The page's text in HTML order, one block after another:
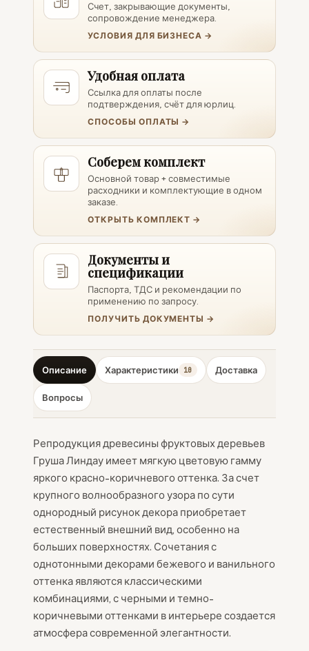
Счет, закрывающие документы,
сопровождение менеджера.
УСЛОВИЯ ДЛЯ БИЗНЕСА →
Удобная оплата
Ссылка для оплаты после
подтверждения, счёт для юрлиц.
СПОСОБЫ ОПЛАТЫ →
Соберем комплект
Основной товар + совместимые
расходники и комплектующие в одном
заказе.
ОТКРЫТЬ КОМПЛЕКТ →
Документы и
спецификации
Паспорта, ТДС и рекомендации по
применению по запросу.
ПОЛУЧИТЬ ДОКУМЕНТЫ →
Описание Характеристики 10 Доставка
Вопросы
Репродукция древесины фруктовых деревьев
Груша Линдау имеет мягкую цветовую гамму
яркого красно-коричневого оттенка. За счет
крупного волнообразного узора по сути
однородный рисунок декора приобретает
естественный внешний вид, особенно на
больших поверхностях. Сочетания с
однотонными декорами бежевого и ванильного
оттенка являются классическими
комбинациями, с черными и темно-
коричневыми оттенками в интерьере создается
атмосфера современной элегантности.